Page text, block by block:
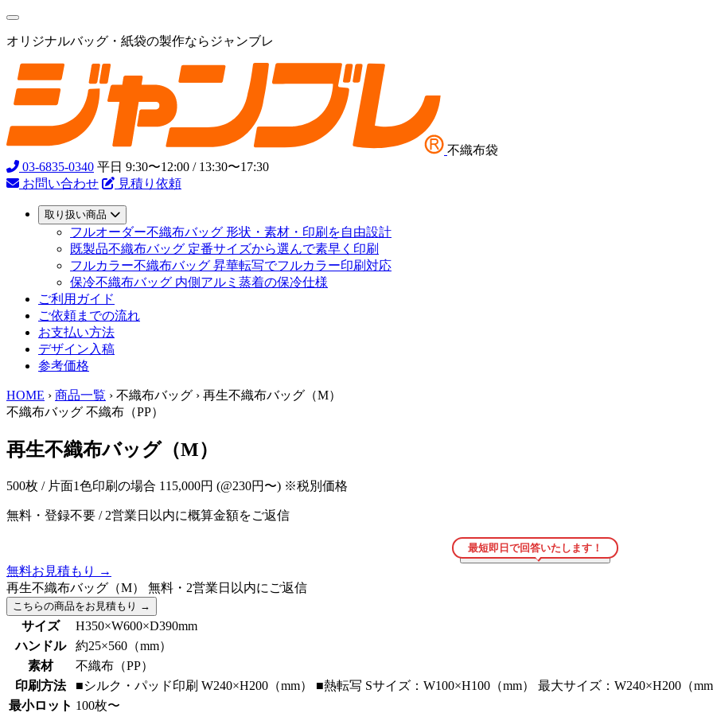
オリジナルバッグ・紙袋の製作ならジャンブレ
不織布袋
03-6835-0340 平日 9:30〜12:00 / 13:30〜17:30
お問い合わせ
見積り依頼
取り扱い商品
フルオーダー不織布バッグ 形状・素材・印刷を自由設計
既製品不織布バッグ 定番サイズから選んで素早く印刷
フルカラー不織布バッグ 昇華転写でフルカラー印刷対応
保冷不織布バッグ 内側アルミ蒸着の保冷仕様
ご利用ガイド
ご依頼までの流れ
お支払い方法
デザイン入稿
参考価格
HOME › 商品一覧 › 不織布バッグ › 再生不織布バッグ（M）
不織布バッグ 不織布（PP）
再生不織布バッグ（M）
500枚 / 片面1色印刷の場合 115,000円 (@230円〜) ※税別価格
無料・登録不要 / 2営業日以内に概算金額をご返信
最短即日で回答いたします！
こちらの商品をお見積もり →
無料お見積もり
→
再生不織布バッグ（M）
無料・2営業日以内にご返信
こちらの商品をお見積もり →
サイズ
H350×W600×D390mm
ハンドル
約25×560（mm）
素材
不織布（PP）
印刷方法
■シルク・パッド印刷 W240×H200（mm） ■熱転写 Sサイズ：W100×H100（mm） 最大サイズ：W240×H200（
最小ロット 100枚〜